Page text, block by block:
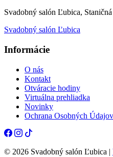
Svadobný salón Ľubica,
Svadobný salón Ľubica
Informácie
O nás
Kontakt
Otváracie hodiny
Virtuálna prehliadka
Novinky
Ochrana Osobných Údajov
© 2026 Svadobný salón Ľubica |